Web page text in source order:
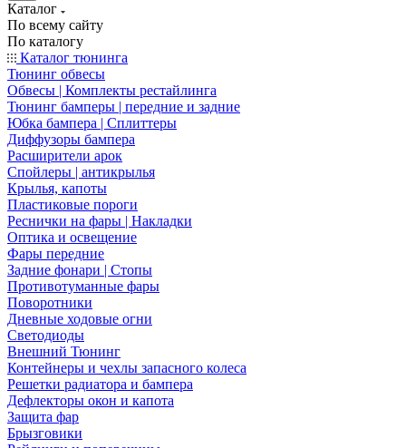
Каталог
По всему сайту
По каталогу
Каталог тюнинга
Тюнинг обвесы
Обвесы | Комплекты рестайлинга
Тюнинг бамперы | передние и задние
Юбка бампера | Сплиттеры
Диффузоры бампера
Расширители арок
Спойлеры | антикрылья
Крылья, капоты
Пластиковые пороги
Реснички на фары | Накладки
Оптика и освещение
Фары передние
Задние фонари | Стопы
Противотуманные фары
Поворотники
Дневные ходовые огни
Светодиоды
Внешний Тюнинг
Контейнеры и чехлы запасного колеса
Решетки радиатора и бампера
Дефлекторы окон и капота
Защита фар
Брызговики